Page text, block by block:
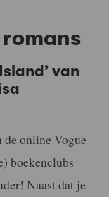
van
de online Vogue
boekenclubs
Naast dat je